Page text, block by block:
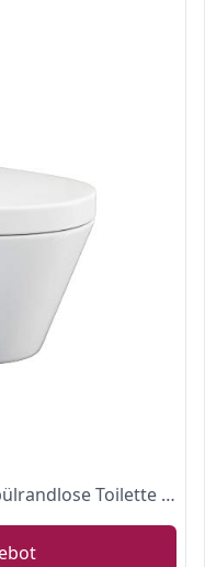
SSWW | Design Hänge WC | Spülrandlose Toilette | Wand-WC | WC-Set | Inkl. abnehmbaren WC-Sitz mit Softclose Absenkautomatik | BETA.19 | 540 x 360 x 310 mm